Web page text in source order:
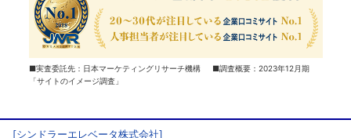
■実査委託先：日本マーケティングリサーチ機構 ■調査概要：2023年12月期
「サイトのイメージ調査」
[シンドラーエレベータ株式会社]